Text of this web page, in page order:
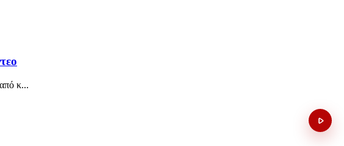
κ...